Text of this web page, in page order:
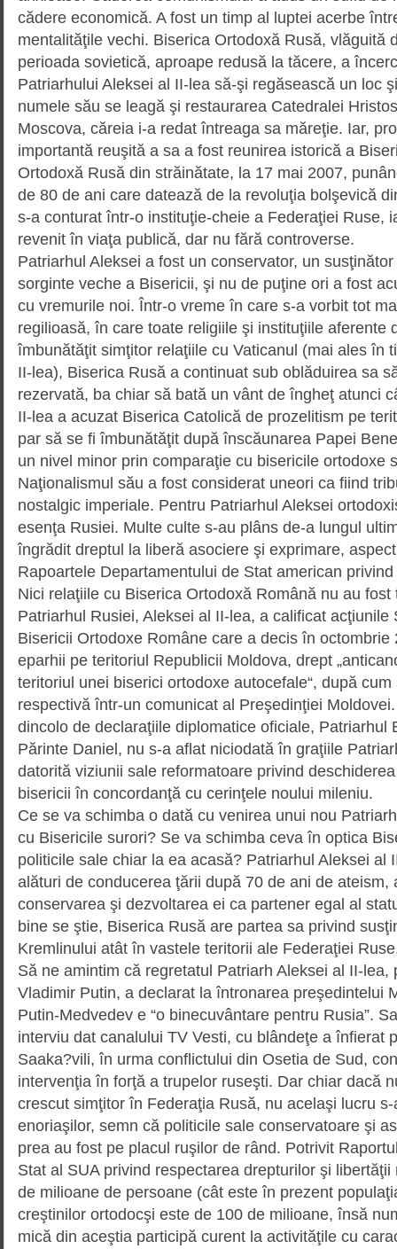
cădere economică. A fost un timp al luptei acerbe
mentalităţile vechi. Biserica Ortodoxă Rusă, vlăguită
perioada sovietică, aproape redusă la tăcere, a
Patriarhului Aleksei al II-lea să-şi regăsească un loc
numele său se leagă şi restaurarea Catedralei
Moscova, căreia i-a redat întreaga sa măreţie. Iar,
importantă reuşită a sa a fost reunirea istorică a
Ortodoxă Rusă din străinătate, la 17 mai 2007,
de 80 de ani care datează de la revoluţia bolşevică
s-a conturat într-o instituţie-cheie a Federaţiei Ruse,
revenit în viaţa publică, dar nu fără controverse.
Patriarhul Aleksei a fost un conservator, un
sorginte veche a Bisericii, şi nu de puţine ori a fost
cu vremurile noi. Într-o vreme în care s-a vorbit tot
regilioasă, în care toate religiile şi instituţiile aferente
îmbunătăţit simţitor relaţiile cu Vaticanul (mai ales în
II-lea), Biserica Rusă a continuat sub oblăduirea sa
rezervată, ba chiar să bată un vânt de îngheţ atunci
II-lea a acuzat Biserica Catolică de prozelitism pe
par să se fi îmbunătăţit după înscăunarea Papei
un nivel minor prin comparaţie cu bisericile ortodoxe
Naţionalismul său a fost considerat uneori ca fiind
nostalgic imperiale. Pentru Patriarhul Aleksei
esenţa Rusiei. Multe culte s-au plâns de-a lungul
îngrădit dreptul la liberă asociere şi exprimare,
Rapoartele Departamentului de Stat american
Nici relaţiile cu Biserica Ortodoxă Română nu au fost
Patriarhul Rusiei, Aleksei al II-lea, a calificat acţiunile
Bisericii Ortodoxe Române care a decis în octombrie
eparhii pe teritoriul Republicii Moldova, drept
teritoriul unei biserici ortodoxe autocefale“, după
respectivă într-un comunicat al Preşedinţiei
dincolo de declaraţiile diplomatice oficiale, Patriarhul
Părinte Daniel, nu s-a aflat niciodată în graţiile
datorită viziunii sale reformatoare privind
bisericii în concordanţă cu cerinţele noului mileniu.
Ce se va schimba o dată cu venirea unui nou
cu Bisericile surori? Se va schimba ceva în optica
politicile sale chiar la ea acasă? Patriarhul Aleksei al
alături de conducerea ţării după 70 de ani de ateism,
conservarea şi dezvoltarea ei ca partener egal al
bine se ştie, Biserica Rusă are partea sa privind
Kremlinului atât în vastele teritorii ale Federaţiei
Să ne amintim că regretatul Patriarh Aleksei al II-lea,
Vladimir Putin, a declarat la întronarea preşedintelui
Putin-Medvedev e “o binecuvântare pentru Rusia”.
interviu dat canalului TV Vesti, cu blândeţe a înfierat
Saaka?vili, în urma conflictului din Osetia de Sud,
intervenţia în forţă a trupelor ruseşti. Dar chiar dacă
crescut simţitor în Federaţia Rusă, nu acelaşi lucru
enoriaşilor, semn că politicile sale conservatoare şi
prea au fost pe placul ruşilor de rând. Potrivit
Stat al SUA privind respectarea drepturilor şi
de milioane de persoane (cât este în prezent
creştinilor ortodocşi este de 100 de milioane, însă
mică din aceştia participă curent la activităţile cu